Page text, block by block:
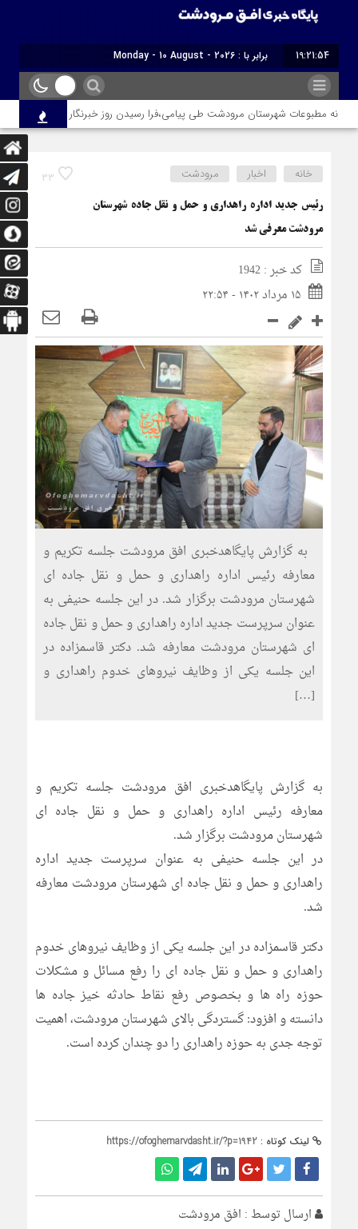
19:21:54 برابر با : Monday - 10 August - 2026
مطبوعات شهرستان مرودشت طی پیامی،فرا رسیدن روز خبرنگار را تبریک گفت
33 خانه اخبار مرودشت
رئیس جدید اداره راهداری و حمل و نقل جاده شهرستان
مرودشت معرفی شد
کد خبر : 1942
۱۵ مرداد ۱۴۰۲ - ۲۲:۵۴
به گزارش پایگاهدخبری افق مرودشت جلسه تکریم و
معارفه رئیس اداره راهداری و حمل و نقل جاده ای
شهرستان مرودشت برگزار شد. در این جلسه حنیفی به
عنوان سرپرست جدید اداره راهداری و حمل و نقل جاده
ای شهرستان مرودشت معارفه شد. دکتر قاسمزاده در
این جلسه یکی از وظایف نیروهای خدوم راهداری و
[…]
به گزارش پایگاهدخبری افق مرودشت جلسه تکریم و
معارفه رئیس اداره راهداری و حمل و نقل جاده ای
شهرستان مرودشت برگزار شد.
در این جلسه حنیفی به عنوان سرپرست جدید اداره
راهداری و حمل و نقل جاده ای شهرستان مرودشت معارفه
شد.
دکتر قاسمزاده در این جلسه یکی از وظایف نیروهای خدوم
راهداری و حمل و نقل جاده ای را رفع مسائل و مشکلات
حوزه راه ها و بخصوص رفع نقاط حادثه خیز جاده ها
دانسته و افزود: گستردگی بالای شهرستان مرودشت، اهمیت
توجه جدی به حوزه راهداری را دو چندان کرده است.
لینک کوتاه : https://ofoghemarvdasht.ir/?p=1942
ارسال توسط : افق مرودشت